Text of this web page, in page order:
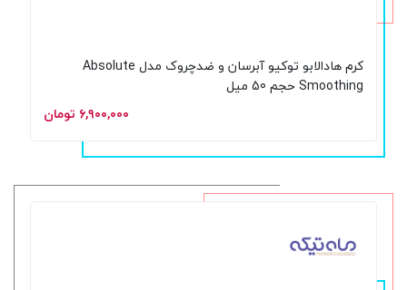
کرم هادالابو توکیو آبرسان و ضدچروک مدل Absolute
Smoothing حجم 50 میل
۶,۹۰۰,۰۰۰ تومان